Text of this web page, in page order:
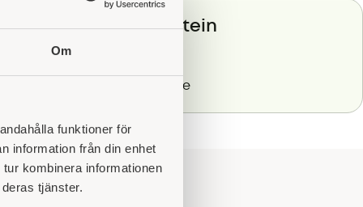
Om
funktioner för
information från din enhet
kombinera informationen
tjänster.
Taranger Eberstein
sandra.eberstein@oijared.se